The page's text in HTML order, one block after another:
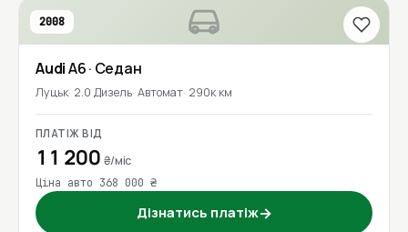
2008
AudiA6· Седан
Луцьк 2.0 Дизель Автомат 290к км
ПЛАТІЖ ВІД
11 200 ₴/міс
Ціна авто 368 000 ₴
Дізнатись платіж→